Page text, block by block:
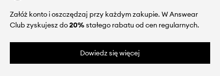
Załóż konto i oszczędzaj przy każdym zakupie. W Answear
Club zyskujesz do20%stałego rabatu od cen regularnych.
Dowiedz się więcej